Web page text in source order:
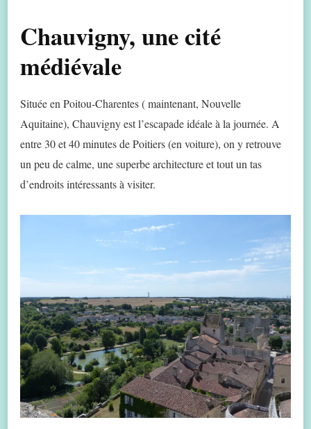
Chauvigny, une cité
médiévale
Située en Poitou-Charentes ( maintenant, Nouvelle
Aquitaine), Chauvigny est l’escapade idéale à la journée. A
entre 30 et 40 minutes de Poitiers (en voiture), on y retrouve
un peu de calme, une superbe architecture et tout un tas
d’endroits intéressants à visiter.